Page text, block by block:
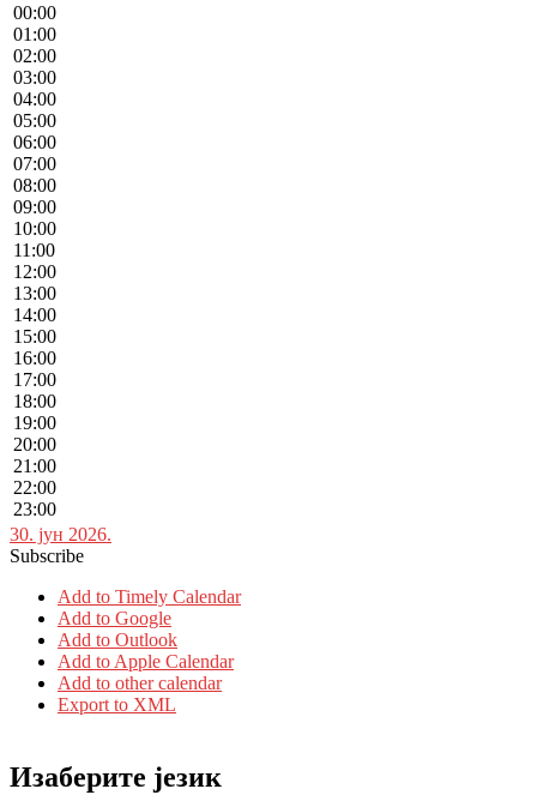
00:00
01:00
02:00
03:00
04:00
05:00
06:00
07:00
08:00
09:00
10:00
11:00
12:00
13:00
14:00
15:00
16:00
17:00
18:00
19:00
20:00
21:00
22:00
23:00
30. јун 2026.
Subscribe
Add to Timely Calendar
Add to Google
Add to Outlook
Add to Apple Calendar
Add to other calendar
Export to XML
Изаберите језик